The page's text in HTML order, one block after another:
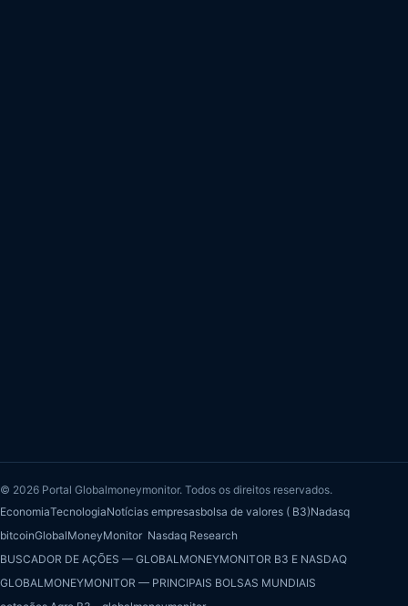
© 2026 Portal Globalmoneymonitor. Todos os direitos reservados.
EconomiaTecnologiaNotícias empresasbolsa de valores ( B3)Nadasq
bitcoinGlobalMoneyMonitor Nasdaq Research
BUSCADOR DE AÇÕES — GLOBALMONEYMONITOR B3 E NASDAQ
GLOBALMONEYMONITOR — PRINCIPAIS BOLSAS MUNDIAIS